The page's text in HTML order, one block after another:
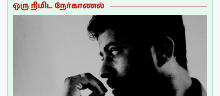
ஒரு நிமிட நேர்காணல்